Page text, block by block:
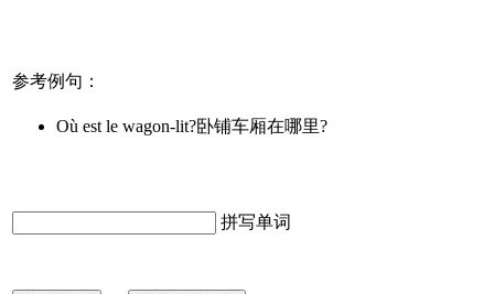
参考例句：
Où est le wagon-lit?卧铺车厢在哪里?
拼写单词